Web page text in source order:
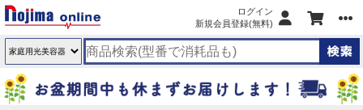
ログイン
新規会員登録(無料)